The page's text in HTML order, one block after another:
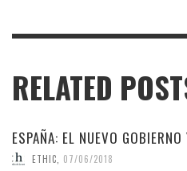
RELATED
ESPAÑA: EL NUEVO
ETHIC 07/06/2018